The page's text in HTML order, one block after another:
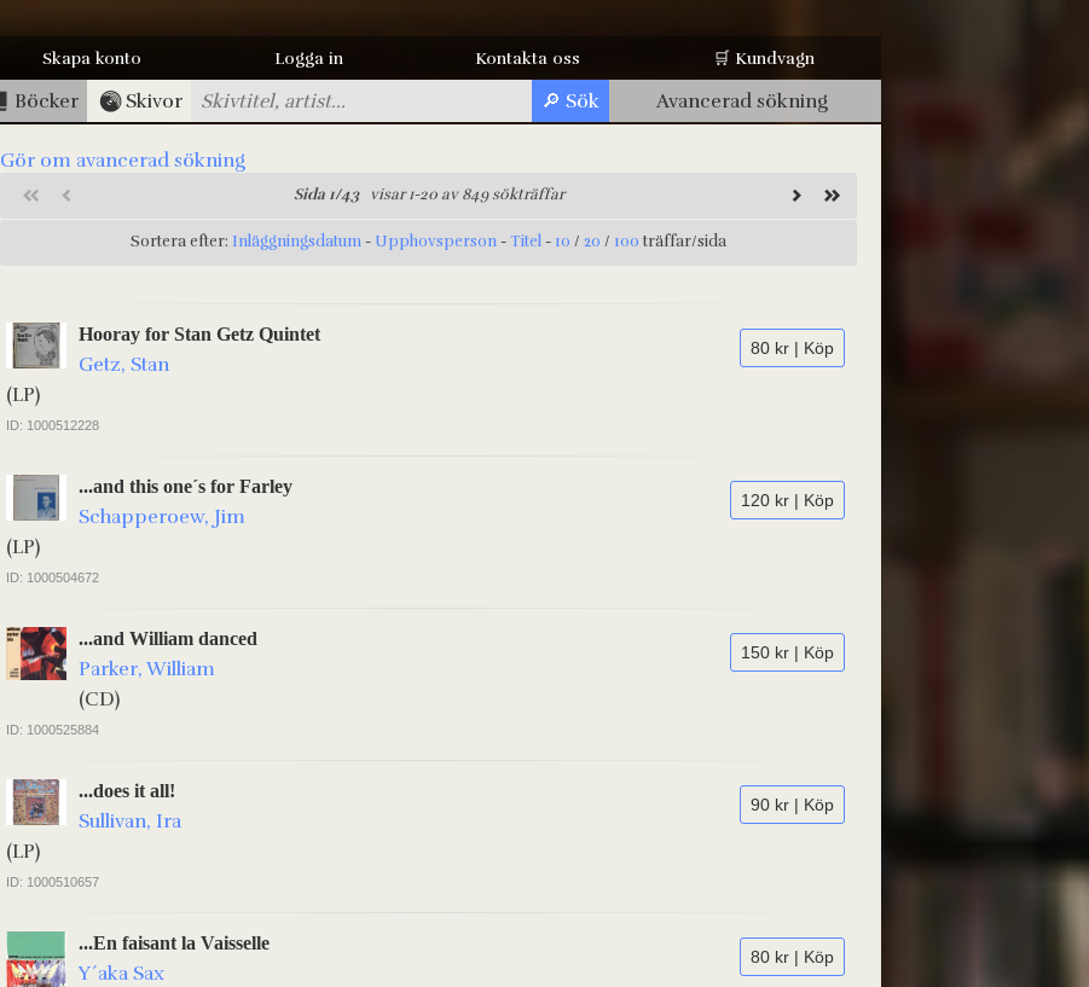
Skapa konto Logga in Kontakta oss 🛒 Kundvagn
Böcker Skivor Avancerad sökning
Gör om avancerad sökning
Sida 1/43visar 1-20 av 849 sökträffar
Sortera efter: Inläggningsdatum - Upphovsperson -Titel - 10 / 20 / 100 träffar/sida
80 kr | Köp
Hooray for Stan Getz Quintet
Getz, Stan
(LP)
ID: 1000512228
120 kr | Köp
...and this one´s for Farley
Schapperoew, Jim
(LP)
ID: 1000504672
150 kr | Köp
...and William danced
Parker, William
(CD)
ID: 1000525884
90 kr | Köp
...does it all!
Sullivan, Ira
(LP)
ID: 1000510657
80 kr | Köp
...En faisant la Vaisselle
Y´aka Sax